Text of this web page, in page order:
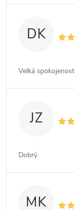
DK
Velká spokojenost
JZ
Dobrý
MK